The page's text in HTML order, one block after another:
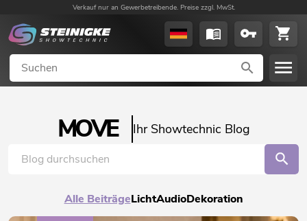
Verkauf nur an Gewerbetreibende. Preise zzgl. MwSt.
MOVE Ihr Showtechnic Blog
Alle BeiträgeLichtAudioDekoration